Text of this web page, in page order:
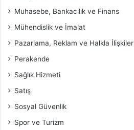
Muhasebe, Bankacılık ve Finans
Mühendislik ve İmalat
Pazarlama, Reklam ve Halkla İlişkiler
Perakende
Sağlık Hizmeti
Satış
Sosyal Güvenlik
Spor ve Turizm